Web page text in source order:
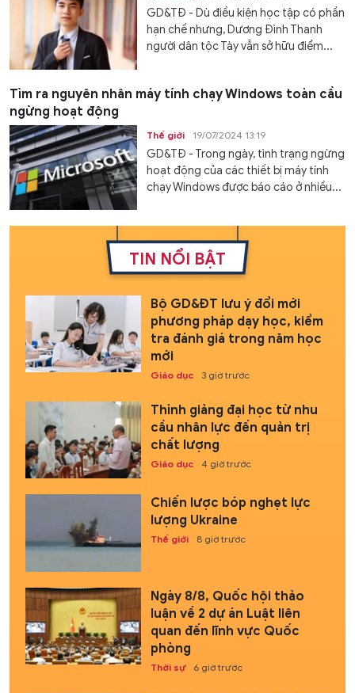
GD&TĐ - Dù điều kiện học tập có phần
hạn chế nhưng, Dương Đình Thanh
người dân tộc Tày vẫn sở hữu điểm...
Tìm ra nguyên nhân máy tính chạy Windows toàn cầu
ngừng hoạt động
Thế giới 19/07/2024 13:19
GD&TĐ - Trong ngày, tình trạng ngừng
hoạt động của các thiết bị máy tính
chạy Windows được báo cáo ở nhiều...
TIN NỔI BẬT
Bộ GD&ĐT lưu ý đổi mới
phương pháp dạy học, kiểm
tra đánh giá trong năm học
mới
Giáo dục 3 giờ trước
Thỉnh giảng đại học từ nhu
cầu nhân lực đến quản trị
chất lượng
Giáo dục 4 giờ trước
Chiến lược bóp nghẹt lực
lượng Ukraine
Thế giới 8 giờ trước
Ngày 8/8, Quốc hội thảo
luận về 2 dự án Luật liên
quan đến lĩnh vực Quốc
phòng
Thời sự 6 giờ trước